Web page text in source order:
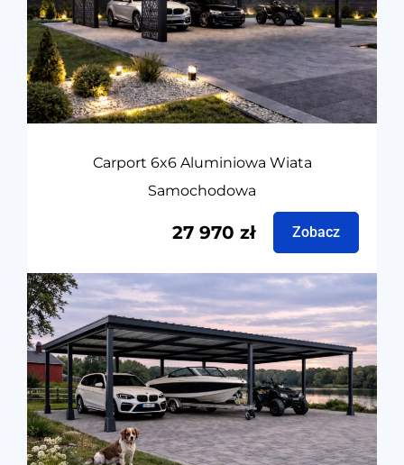
Carport 6x6 Aluminiowa Wiata
Samochodowa
27 970 zł Zobacz